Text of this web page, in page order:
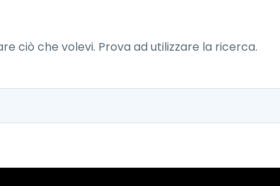
ciò che volevi. Prova ad utilizzare la ricerca.